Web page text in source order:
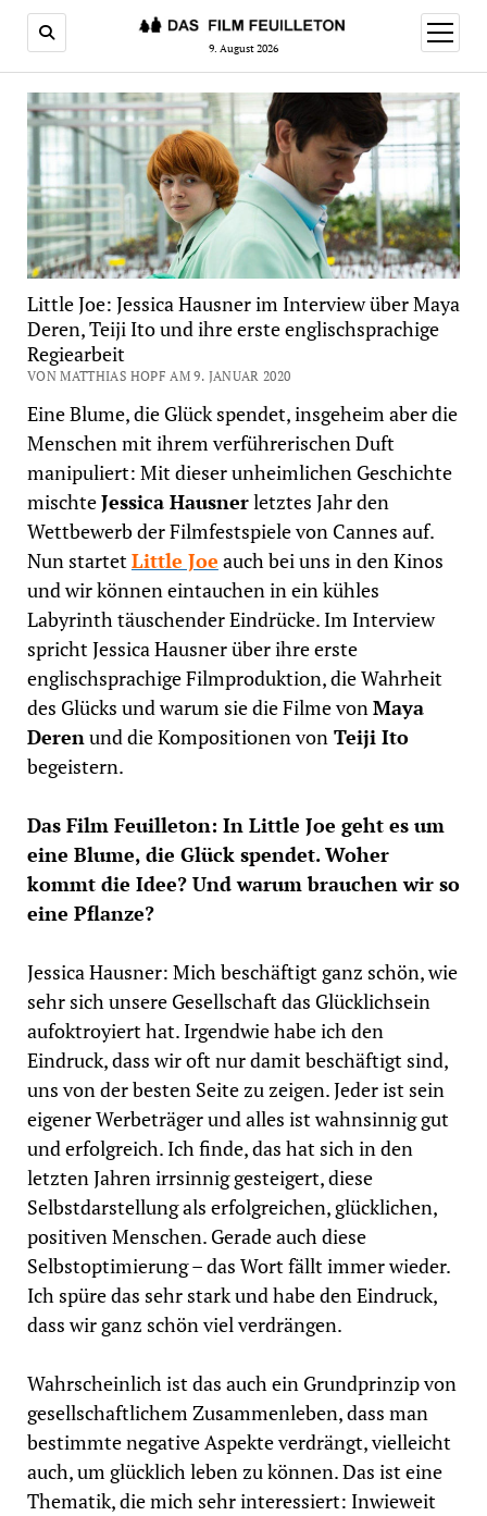
9. August 2026
Menü
öffnen
Little Joe: Jessica Hausner im Interview über Maya
Deren, Teiji Ito und ihre erste englischsprachige
Regiearbeit
VON MATTHIAS HOPF AM 9. JANUAR 2020
Eine Blume, die Glück spendet, insgeheim aber die
Menschen mit ihrem verführerischen Duft
manipuliert: Mit dieser unheimlichen Geschichte
mischteJessica Hausnerletztes Jahr den
Wettbewerb der Filmfestspiele von Cannes auf.
Nun startetLittle Joe auch bei uns in den Kinos
und wir können eintauchen in ein kühles
Labyrinth täuschender Eindrücke. Im Interview
spricht Jessica Hausner über ihre erste
englischsprachige Filmproduktion, die Wahrheit
des Glücks und warum sie die Filme vonMaya
Derenund die Kompositionen vonTeiji Ito
begeistern.
Das Film Feuilleton: In Little Joe geht es um
eine Blume, die Glück spendet. Woher
kommt die Idee? Und warum brauchen wir so
eine Pflanze?
Jessica Hausner: Mich beschäftigt ganz schön, wie
sehr sich unsere Gesellschaft das Glücklichsein
aufoktroyiert hat. Irgendwie habe ich den
Eindruck, dass wir oft nur damit beschäftigt sind,
uns von der besten Seite zu zeigen. Jeder ist sein
eigener Werbeträger und alles ist wahnsinnig gut
und erfolgreich. Ich finde, das hat sich in den
letzten Jahren irrsinnig gesteigert, diese
Selbstdarstellung als erfolgreichen, glücklichen,
positiven Menschen. Gerade auch diese
Selbstoptimierung – das Wort fällt immer wieder.
Ich spüre das sehr stark und habe den Eindruck,
dass wir ganz schön viel verdrängen.
Wahrscheinlich ist das auch ein Grundprinzip von
gesellschaftlichem Zusammenleben, dass man
bestimmte negative Aspekte verdrängt, vielleicht
auch, um glücklich leben zu können. Das ist eine
Thematik, die mich sehr interessiert: Inwieweit